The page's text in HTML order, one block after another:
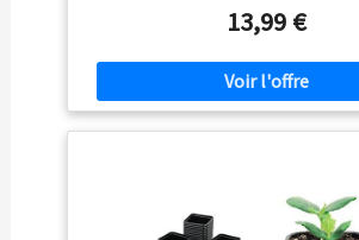
des légumes aux fleurs, de manière
Ces pots sont fabriqués en fibre végétale
compostables, ils constituent une
en plastique pour un jardinage durable
REPIQUAGE SANS STRESS POUR
VIGOUREUSES : Ces godets de semis
les racines tendres, élimine le choc de
augmente considérablement le taux de
13,99 €